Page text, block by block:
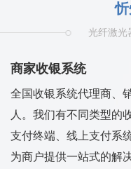
光纤激光
商家收银系统
全国收银系统代理商、
人。我们有不同类型的
支付终端、线上支付系
为商户提供一站式的解